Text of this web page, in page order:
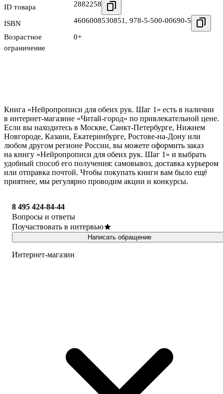
ID товара 2882258
ISBN 4606008530851, 978-5-500-00690-5
Возрастное
ограничение
0+
Книга «Нейропрописи для обеих рук. Шаг 1» есть в наличии
в интернет-магазине «Читай-город» по привлекательной цене.
Если вы находитесь в Москве, Санкт-Петербурге, Нижнем
Новгороде, Казани, Екатеринбурге, Ростове-на-Дону или
любом другом регионе России, вы можете оформить заказ
на книгу «Нейропрописи для обеих рук. Шаг 1» и выбрать
удобный способ его получения: самовывоз, доставка курьером
или отправка почтой. Чтобы покупать книги вам было ещё
приятнее, мы регулярно проводим акции и конкурсы.
8 495 424-84-44
Вопросы и ответы
Поучаствовать в интервью
Написать обращение
Интернет-магазин